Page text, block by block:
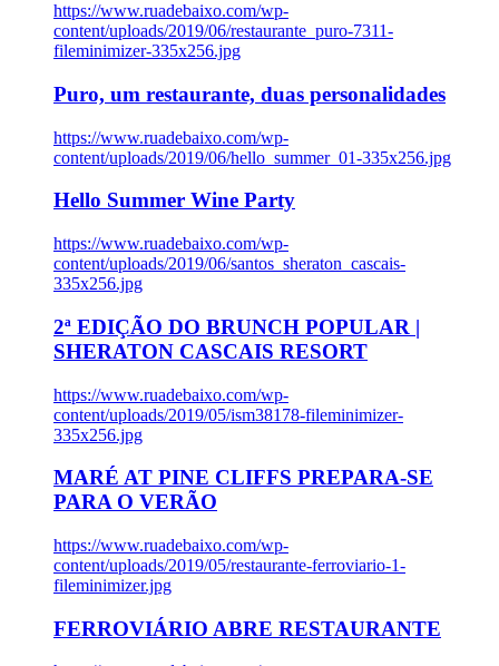
https://www.ruadebaixo.com/wp-
content/uploads/2019/06/restaurante_puro-7311-
fileminimizer-335x256.jpg
Puro, um restaurante, duas personalidades
https://www.ruadebaixo.com/wp-
content/uploads/2019/06/hello_summer_01-335x256.jpg
Hello Summer Wine Party
https://www.ruadebaixo.com/wp-
content/uploads/2019/06/santos_sheraton_cascais-
335x256.jpg
2ª EDIÇÃO DO BRUNCH POPULAR |
SHERATON CASCAIS RESORT
https://www.ruadebaixo.com/wp-
content/uploads/2019/05/ism38178-fileminimizer-
335x256.jpg
MARÉ AT PINE CLIFFS PREPARA-SE
PARA O VERÃO
https://www.ruadebaixo.com/wp-
content/uploads/2019/05/restaurante-ferroviario-1-
fileminimizer.jpg
FERROVIÁRIO ABRE RESTAURANTE